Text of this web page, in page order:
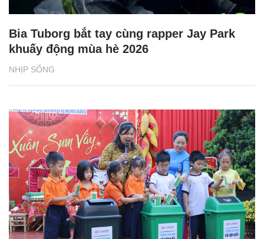
NHỊP SỐNG
Bia Tuborg bắt tay cùng rapper Jay Park
khuấy động mùa hè 2026